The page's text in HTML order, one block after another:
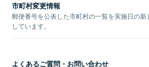
市町村変更情報
郵便番号を公表した市町村の一覧を実施日の新
しています。
よくあるご質問・お問い合わせ